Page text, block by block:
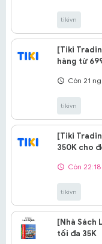
tikivn
[Tiki
hàng từ
Còn 21
tikivn
[Tiki
350K cho
Còn 22:18
tikivn
[Nhà Sách
tối đa 35K